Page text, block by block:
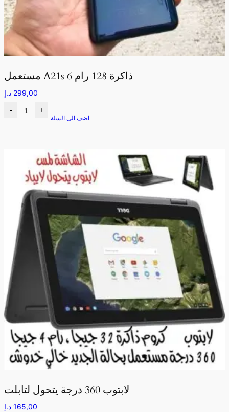
مستعمل A21s ذاكرة 128 رام 6
299,00 د.إ
- +
اضف الى السلة
لابتوب 360 درجة يتحول لتابلت
165,00 د.إ